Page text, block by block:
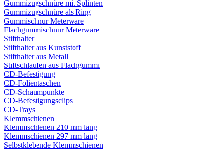
Gummizugschnüre mit Splinten
Gummizugschnüre als Ring
Gummischnur Meterware
Flachgummischnur Meterware
Stifthalter
Stifthalter aus Kunststoff
Stifthalter aus Metall
Stiftschlaufen aus Flachgummi
CD-Befestigung
CD-Folientaschen
CD-Schaumpunkte
CD-Befestigungsclips
CD-Trays
Klemmschienen
Klemmschienen 210 mm lang
Klemmschienen 297 mm lang
Selbstklebende Klemmschienen